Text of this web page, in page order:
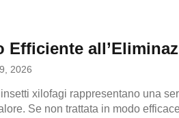
Efficiente
2026
insetti xilofagi rappresentano una
Se non trattata in modo